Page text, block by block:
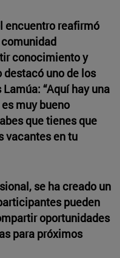
encuentro reafirmó
conocimiento y
destacó uno de los
“Aquí hay una
muy bueno
que tienes que
vacantes en tu
se ha creado un
pueden
oportunidades
para próximos